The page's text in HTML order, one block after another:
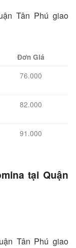
Tân Phú giao
Đơn Giá
76.000
82.000
91.000
tại Quận
Tân Phú giao